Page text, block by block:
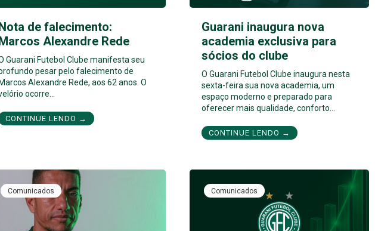
de falecimento:
Alexandre Rede
Guarani Futebol Clube manifesta seu
pesar pelo falecimento de
Marcos Alexandre Rede, aos 62 anos. O
ocorre…
CONTINUE LENDO →
Guarani inaugura nova
academia exclusiva para
sócios do clube
O Guarani Futebol Clube inaugura nesta
sexta-feira sua nova academia, um
espaço moderno e preparado para
oferecer mais qualidade, conforto…
CONTINUE LENDO →
Comunicados Comunicados